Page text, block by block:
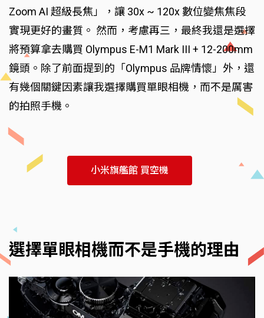
Zoom AI 超級長焦」，讓 30x ~ 120x 數位變焦焦段
實現更好的畫質。 然而，考慮再三，最終我還是選擇
將預算拿去購買 Olympus E-M1 Mark III + 12-200mm
鏡頭。除了前面提到的「Olympus 品牌情懷」外，還
有幾個關鍵因素讓我選擇購買單眼相機，而不是厲害
的拍照手機。
小米旗艦館 買空機
選擇單眼相機而不是手機的理由